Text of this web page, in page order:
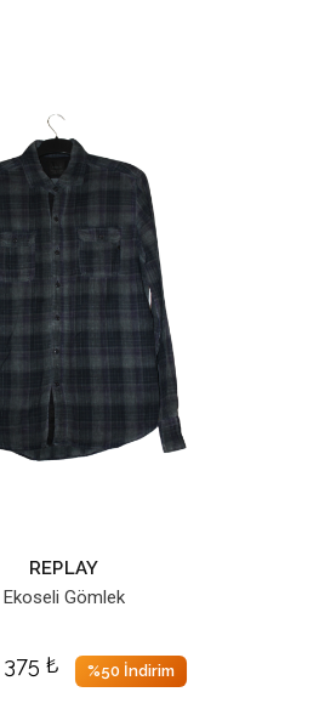
REPLAY
Ekoseli Gömlek
375₺ %50 İndirim